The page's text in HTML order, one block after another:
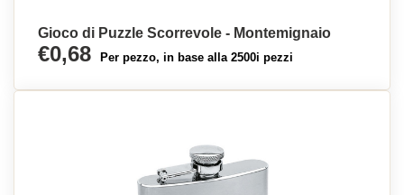
Gioco di Puzzle Scorrevole - Montemignaio
€0,68 Per pezzo, in base alla 2500i pezzi